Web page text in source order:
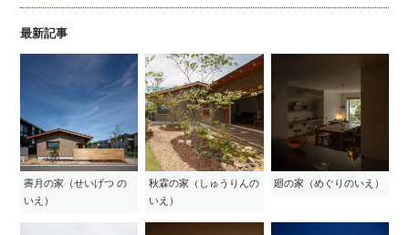
最新記事
霽月の家（せいげつ の
いえ）
秋霖の家（しゅうりんの
いえ）
廻の家（めぐりのいえ）